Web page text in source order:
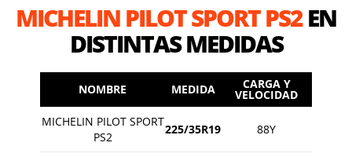
MICHELIN PILOT SPORT PS2EN
DISTINTAS MEDIDAS
NOMBRE MEDIDA CARGA Y
VELOCIDAD
MICHELIN PILOT SPORT
PS2
225/35R19 88Y